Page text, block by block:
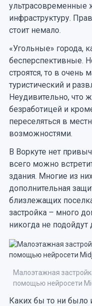
ультрасовременные
инфраструктуру.
стоит немало.
«Угольные» города,
бесперспективные.
строятся, то в очень
туристический и
Неудивительно, что
безработицей и
переселяться в
возможностями.
В Воркуте нет
всего можно
здания. Многие из
дополнительная
близлежащих
застройка – много
никогда не
Малоэтажная
помощью нейросети
Каких бы то ни было